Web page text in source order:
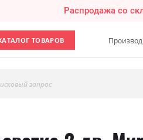
Распродажа со
ТОВАРОВ
запрос